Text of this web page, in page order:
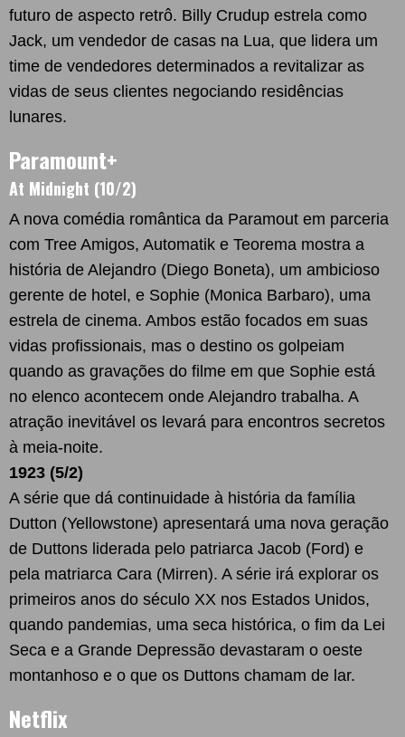
futuro de aspecto retrô. Billy Crudup estrela como
Jack, um vendedor de casas na Lua, que lidera um
time de vendedores determinados a revitalizar as
vidas de seus clientes negociando residências
lunares.
Paramount+
At Midnight (10/2)
A nova comédia romântica da Paramout em parceria
com Tree Amigos, Automatik e Teorema mostra a
história de Alejandro (Diego Boneta), um ambicioso
gerente de hotel, e Sophie (Monica Barbaro), uma
estrela de cinema. Ambos estão focados em suas
vidas profissionais, mas o destino os golpeiam
quando as gravações do filme em que Sophie está
no elenco acontecem onde Alejandro trabalha. A
atração inevitável os levará para encontros secretos
à meia-noite.
1923 (5/2)
A série que dá continuidade à história da família
Dutton (Yellowstone) apresentará uma nova geração
de Duttons liderada pelo patriarca Jacob (Ford) e
pela matriarca Cara (Mirren). A série irá explorar os
primeiros anos do século XX nos Estados Unidos,
quando pandemias, uma seca histórica, o fim da Lei
Seca e a Grande Depressão devastaram o oeste
montanhoso e o que os Duttons chamam de lar.
Netflix